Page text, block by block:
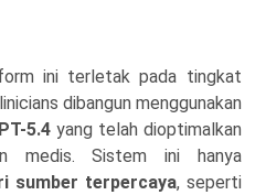
ini terletak pada tingkat
dibangun menggunakan
5.4 yang telah dioptimalkan
medis. Sistem ini hanya
sumber terpercaya, seperti